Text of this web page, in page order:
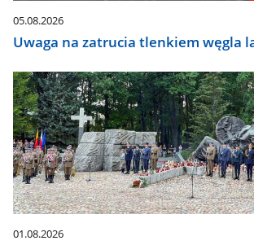
05.08.2026
Uwaga na zatrucia tlenkiem węgla
01.08.2026